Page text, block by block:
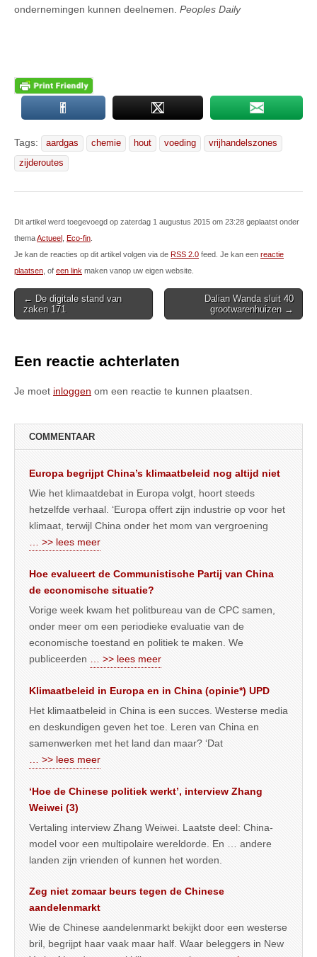
ondernemingen kunnen deelnemen. Peoples Daily
Tags: aardgas chemie hout voeding
vrijhandelszones
zijderoutes
Dit artikel werd toegevoegd op zaterdag 1 augustus 2015 om 23:28 geplaatst onder
themaActueel Eco-fin
Je kan de reacties op dit artikel volgen via de RSS 2.0 feed. Je kan een reactie
plaatsen , of een link maken vanop uw eigen website.
Post
navigation
← De digitale stand van
zaken 171
Dalian Wanda sluit 40
grootwarenhuizen →
Een reactie achterlaten
Je moet inloggen om een reactie te kunnen plaatsen.
COMMENTAAR
Europa begrijpt China’s klimaatbeleid nog altijd niet
Wie het klimaatdebat in Europa volgt, hoort steeds
hetzelfde verhaal. ‘Europa offert zijn industrie op voor het
klimaat, terwijl China onder het mom van vergroening
… >> lees meer
Hoe evalueert de Communistische Partij van China
de economische situatie?
Vorige week kwam het politbureau van de CPC samen,
onder meer om een periodieke evaluatie van de
economische toestand en politiek te maken. We
publiceerden
… >> lees meer
Klimaatbeleid in Europa en in China (opinie*) UPD
Het klimaatbeleid in China is een succes. Westerse media
en deskundigen geven het toe. Leren van China en
samenwerken met het land dan maar? ‘Dat
… >> lees meer
‘Hoe de Chinese politiek werkt’, interview Zhang
Weiwei (3)
Vertaling interview Zhang Weiwei. Laatste deel: China-
model voor een multipolaire wereldorde. En … andere
landen zijn vrienden of kunnen het worden.
Zeg niet zomaar beurs tegen de Chinese
aandelenmarkt
Wie de Chinese aandelenmarkt bekijkt door een westerse
bril, begrijpt haar vaak maar half. Waar beleggers in New